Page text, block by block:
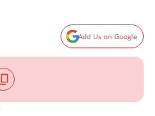
Add Us on Google